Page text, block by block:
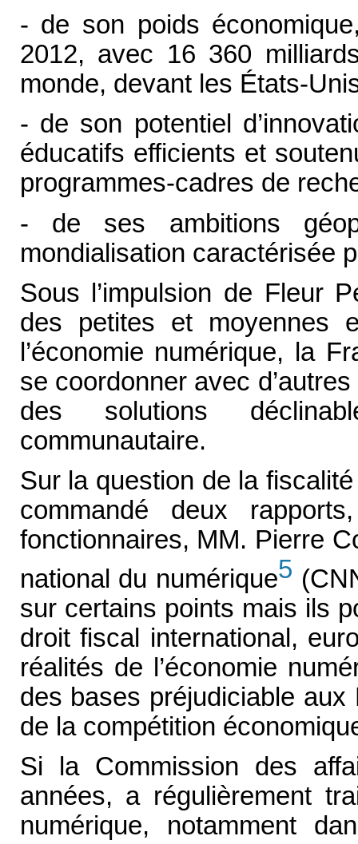
- de son poids
2012, avec 16 360
monde, devant les États-
- de son potentiel
éducatifs efficients et
programmes-cadres de
- de ses ambitions
mondialisation caractérisée
Sous l’impulsion de Fleur
des petites et moyennes
l’économie numérique, la
se coordonner avec
des solutions
communautaire.
Sur la question de la
commandé deux
fonctionnaires, MM. Pierre
national du numérique5
sur certains points mais ils
droit fiscal international,
réalités de l’économie
des bases préjudiciable
de la compétition
Si la Commission des
années, a régulièrement
numérique, notamment